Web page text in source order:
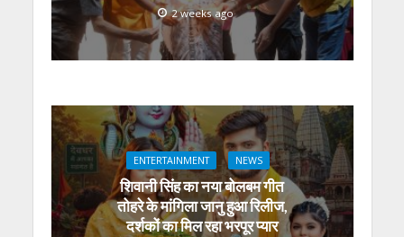
2 weeks ago
ENTERTAINMENT NEWS
शिवानी सिंह का नया बोलबम गीत
तोहरे के मांगिला जानु हुआ रिलीज,
दर्शकों का मिल रहा भरपूर प्यार